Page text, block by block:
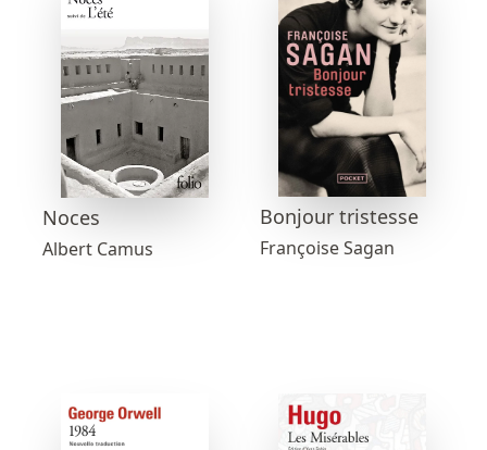
Noces
Albert Camus
Bonjour tristesse
Françoise Sagan